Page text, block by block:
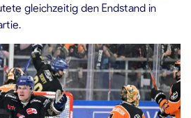
gleichzeitig den Endstand in